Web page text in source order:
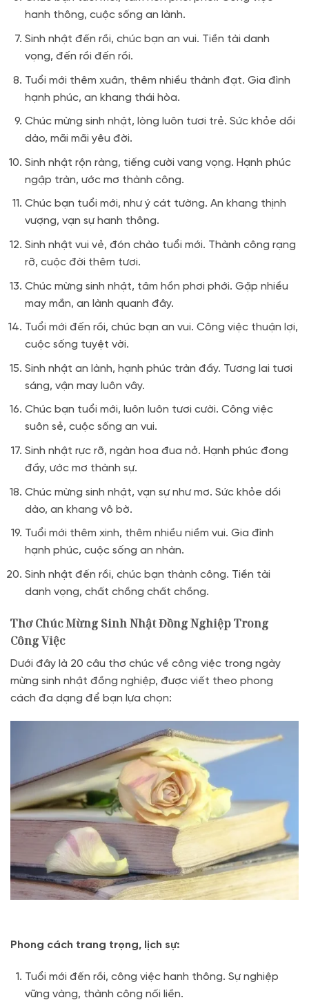
hanh thông, cuộc sống an lành.
Sinh nhật đến rồi, chúc bạn an vui. Tiền tài danh
vọng, đến rồi đến rồi.
Tuổi mới thêm xuân, thêm nhiều thành đạt. Gia đình
hạnh phúc, an khang thái hòa.
Chúc mừng sinh nhật, lòng luôn tươi trẻ. Sức khỏe dồi
dào, mãi mãi yêu đời.
Sinh nhật rộn ràng, tiếng cười vang vọng. Hạnh phúc
ngập tràn, ước mơ thành công.
Chúc bạn tuổi mới, như ý cát tường. An khang thịnh
vượng, vạn sự hanh thông.
Sinh nhật vui vẻ, đón chào tuổi mới. Thành công rạng
rỡ, cuộc đời thêm tươi.
Chúc mừng sinh nhật, tâm hồn phơi phới. Gặp nhiều
may mắn, an lành quanh đây.
Tuổi mới đến rồi, chúc bạn an vui. Công việc thuận lợi,
cuộc sống tuyệt vời.
Sinh nhật an lành, hạnh phúc tràn đầy. Tương lai tươi
sáng, vận may luôn vây.
Chúc bạn tuổi mới, luôn luôn tươi cười. Công việc
suôn sẻ, cuộc sống an vui.
Sinh nhật rực rỡ, ngàn hoa đua nở. Hạnh phúc đong
đầy, ước mơ thành sự.
Chúc mừng sinh nhật, vạn sự như mơ. Sức khỏe dồi
dào, an khang vô bờ.
Tuổi mới thêm xinh, thêm nhiều niềm vui. Gia đình
hạnh phúc, cuộc sống an nhàn.
Sinh nhật đến rồi, chúc bạn thành công. Tiền tài
danh vọng, chất chồng chất chồng.
Thơ Chúc Mừng Sinh Nhật Đồng Nghiệp Trong
Công Việc
Dưới đây là 20 câu thơ chúc về công việc trong ngày
mừng sinh nhật đồng nghiệp, được viết theo phong
cách đa dạng để bạn lựa chọn:
Phong cách trang trọng, lịch sự:
Tuổi mới đến rồi, công việc hanh thông. Sự nghiệp
vững vàng, thành công nối liền.